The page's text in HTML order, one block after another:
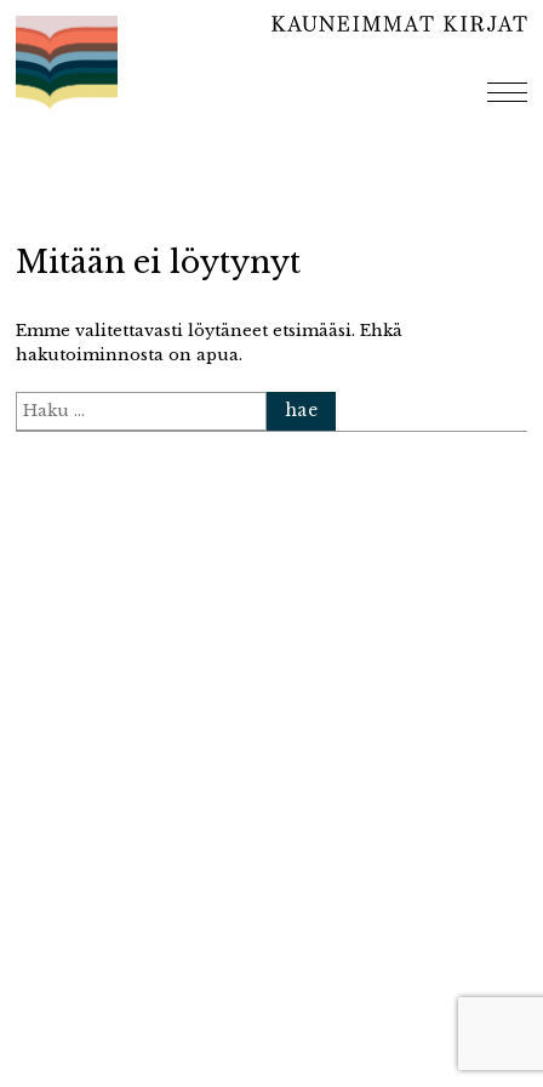
Hyppää
sisältöön
Mitään ei löytynyt
Emme valitettavasti löytäneet etsimääsi. Ehkä
hakutoiminnosta on apua.
Haku: